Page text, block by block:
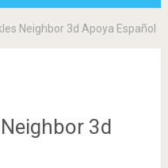
Neighbor 3d Apoya Español
3d